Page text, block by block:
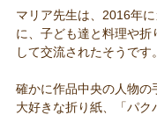
マリア先生は、2016年
に、子ども達と料理や折
して交流されたそうです。
確かに作品中央の人物の
大好きな折り紙、「パク